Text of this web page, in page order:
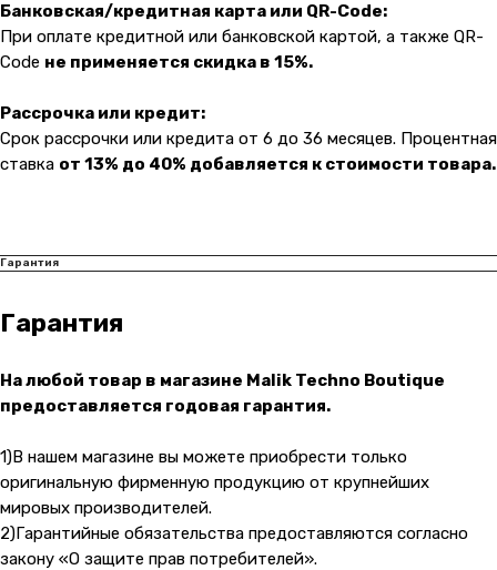
Банковская/кредитная карта или QR-Code:
При оплате кредитной или банковской картой, а также QR-
Code не применяется скидка в 15%.
Рассрочка или кредит:
Срок рассрочки или кредита от 6 до 36 месяцев. Процентная
ставка от 13% до 40% добавляется к стоимости товара.
Гарантия
Гарантия
На любой товар в магазине Malik Techno Boutique
предоставляется годовая гарантия.
1)В нашем магазине вы можете приобрести только
оригинальную фирменную продукцию от крупнейших
мировых производителей.
2)Гарантийные обязательства предоставляются согласно
закону «О защите прав потребителей».
Гарантии
Услуги
Навигация
Каталог товаров
Для бизнеса
@ 2019-2026 imalik.ru |Политика конфиденциальности
Разработка: youx.agency